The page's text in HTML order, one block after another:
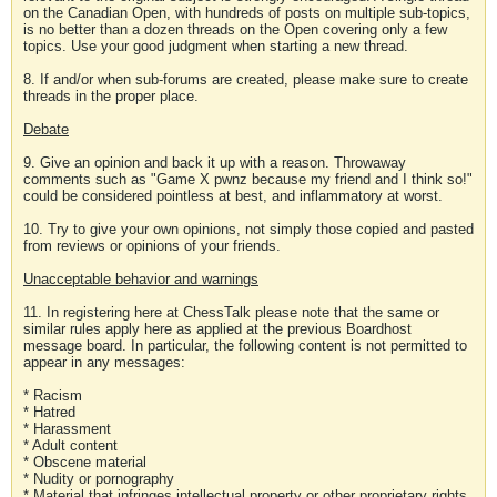
on the Canadian Open, with hundreds of posts on multiple sub-topics,
is no better than a dozen threads on the Open covering only a few
topics. Use your good judgment when starting a new thread.
8. If and/or when sub-forums are created, please make sure to create
threads in the proper place.
Debate
9. Give an opinion and back it up with a reason. Throwaway
comments such as "Game X pwnz because my friend and I think so!"
could be considered pointless at best, and inflammatory at worst.
10. Try to give your own opinions, not simply those copied and pasted
from reviews or opinions of your friends.
Unacceptable behavior and warnings
11. In registering here at ChessTalk please note that the same or
similar rules apply here as applied at the previous Boardhost
message board. In particular, the following content is not permitted to
appear in any messages:
* Racism
* Hatred
* Harassment
* Adult content
* Obscene material
* Nudity or pornography